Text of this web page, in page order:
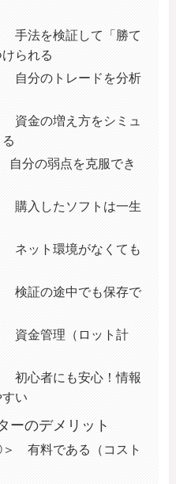
手法を検証して「勝て
られる
自分のトレードを分析
資金の増え方をシミュ
自分の弱点を克服でき
購入したソフトは一生
ネット環境がなくても
検証の途中でも保存で
資金管理（ロット計
初心者にも安心！情報
い
ーのデメリット
有料である（コスト